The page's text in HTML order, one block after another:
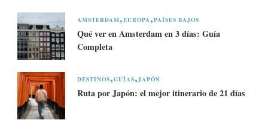
AMSTERDAM EUROPA PAÍSES BAJOS
Qué ver en Amsterdam en 3 días: Guía
Completa
DESTINOS GUÍAS JAPÓN
Ruta por Japón: el mejor itinerario de 21 días